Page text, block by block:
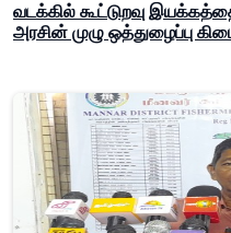
வடக்கில் கூட்டுறவு
அரசின் முழு ஒத்துழைப்பு